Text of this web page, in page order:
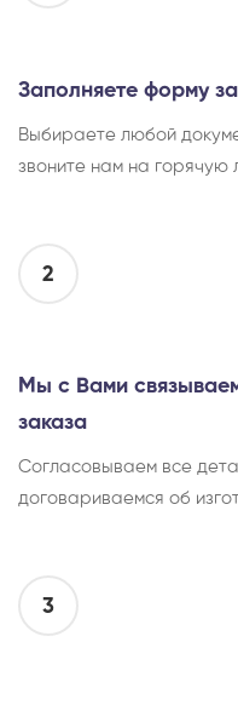
Заполняете форму
Выбираете любой
звоните нам на горячую
2
Мы с Вами
заказа
Согласовываем все
договариваемся об
3